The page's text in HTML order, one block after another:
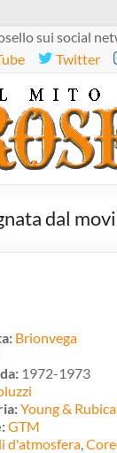
sui social
Twitter
dal
Brionvega
1972-1973
Young &
GTM
d'atmosfera,